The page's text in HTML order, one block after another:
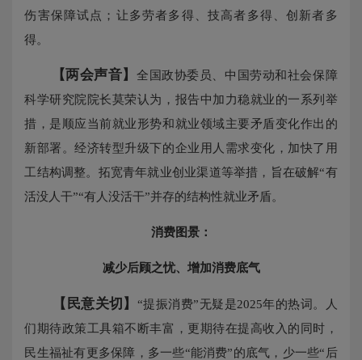
伤害保障试点；让多劳者多得、技高者多得、创新者多
得。
【两会声音】 全国政协委员、中国劳动和社会保障
科学研究院院长莫荣认为，报告中加力稳就业的一系列举
措，是顺应当前就业形势和就业领域主要矛盾变化作出的
新部署。经济转型升级下的企业用人需求变化，加快了用
工结构调整。拓宽青年就业创业渠道等举措，旨在破解“有
活没人干”“有人没活干”并存的结构性就业矛盾。
消费图景：
减少后顾之忧、增加消费底气
【民意关切】 “提振消费”无疑是2025年的热词。人
们期待政策工具箱不断丰富，更期待在提高收入的同时，
民生福祉有更多保障，多一些“能消费”的底气，少一些“后